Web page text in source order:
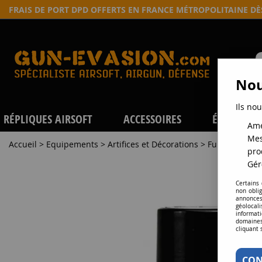
FRAIS DE PORT DPD OFFERTS EN FRANCE MÉTROPOLITAINE
RÉPLIQUES AIRSOFT ACCESSOIRES
Accueil > Equipements > Artifices et Décorations > Fumigenes >
Ils
Certains
non
cliquant